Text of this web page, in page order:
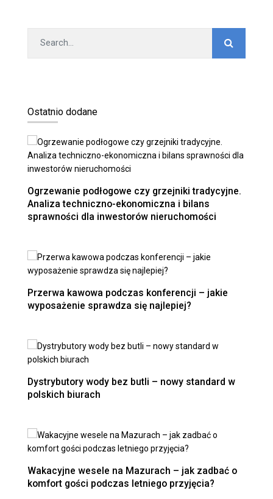
Ostatnio dodane
Ogrzewanie podłogowe czy grzejniki tradycyjne.
Analiza techniczno-ekonomiczna i bilans
sprawności dla inwestorów nieruchomości
Przerwa kawowa podczas konferencji – jakie
wyposażenie sprawdza się najlepiej?
Dystrybutory wody bez butli – nowy standard w
polskich biurach
Wakacyjne wesele na Mazurach – jak zadbać o
komfort gości podczas letniego przyjęcia?